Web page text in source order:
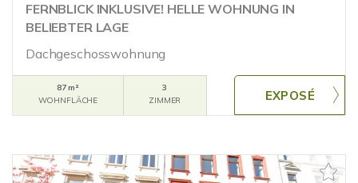
FERNBLICK INKLUSIVE! HELLE WOHNUNG IN
BELIEBTER LAGE
Dachgeschosswohnung
87 m²
WOHNFLÄCHE
3
ZIMMER